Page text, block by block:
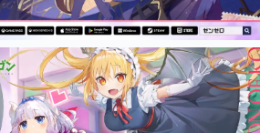
プ
いる記事ランキング